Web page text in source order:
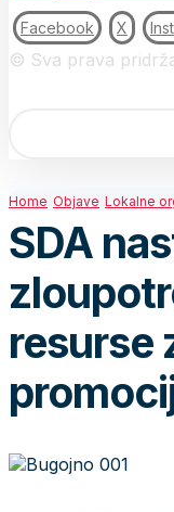
Facebook X
© Sva prava
Home Objave Lokalne
SDA
resurse